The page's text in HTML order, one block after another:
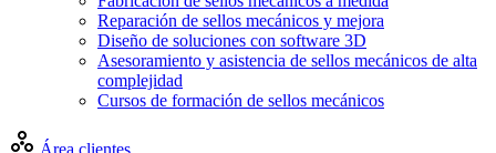
Reparación de sellos mecánicos y mejora
Diseño de soluciones con software 3D
Asesoramiento y asistencia de sellos mecánicos de alta
complejidad
Cursos de formación de sellos mecánicos